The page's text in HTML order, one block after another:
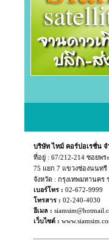
บริษัท ไทม์ คอร์ปอเรชั่น จ
ที่อยู่ : 67/212-214 ซอยพร
75 แยก 7 แขวงช่องนนทรี
จังหวัด : กรุงเทพมหา
เบอร์โทร : 02-672-9999
โทรสาร : 02-240-4030
อีเมล :
เว็บไซต์ :